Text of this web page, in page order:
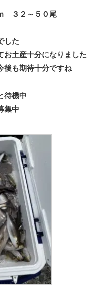
３２～５０尾
した
お土産十分になりました
後も期待十分ですね
待機中
中